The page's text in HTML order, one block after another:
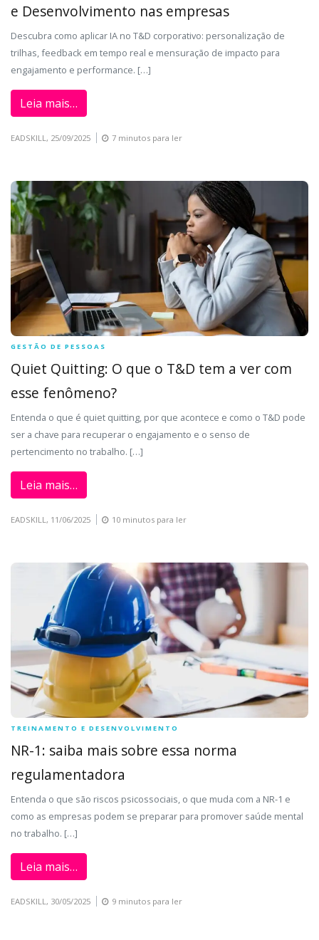
e Desenvolvimento nas empresas
Descubra como aplicar IA no T&D corporativo: personalização de
trilhas, feedback em tempo real e mensuração de impacto para
engajamento e performance. […]
Leia mais…
EADSKILL, 25/09/2025 7 minutos para ler
GESTÃO DE PESSOAS
Quiet Quitting: O que o T&D tem a ver com
esse fenômeno?
Entenda o que é quiet quitting, por que acontece e como o T&D pode
ser a chave para recuperar o engajamento e o senso de
pertencimento no trabalho. […]
Leia mais…
EADSKILL, 11/06/2025 10 minutos para ler
TREINAMENTO E DESENVOLVIMENTO
NR-1: saiba mais sobre essa norma
regulamentadora
Entenda o que são riscos psicossociais, o que muda com a NR-1 e
como as empresas podem se preparar para promover saúde mental
no trabalho. […]
Leia mais…
EADSKILL, 30/05/2025 9 minutos para ler